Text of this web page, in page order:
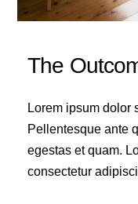
The
Lorem ipsum dolor
Pellentesque ante
egestas et quam.
consectetur